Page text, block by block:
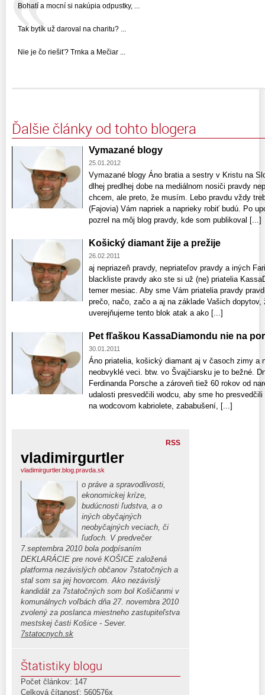
Bohatí a mocní si nakúpia odpustky, ...
Tak bytík už daroval na charitu? ...
Nie je čo riešiť? Trnka a Mečiar ...
Ďalšie články od tohto blogera
Vymazané blogy
25.01.2012
Vymazané blogy Áno bratia a sestry v Kristu na
dlhej predlhej dobe na mediálnom nosiči pravdy
chcem, ale preto, že musím. Lebo pravdu vždy
(Fajovia) Vám napriek a naprieky robiť budú. Po
pozrel na môj blog pravdy, kde som publikoval [...]
Košický diamant žije a prežije
26.02.2011
aj nepriazeň pravdy, nepriateľov pravdy a iných
blackliste pravdy ako ste si už (ne) priatelia
temer mesiac. Aby sme Vám priatelia pravdy
prečo, načo, začo a aj na základe Vašich
uverejňujeme tento blok atak a ako [...]
Pet fľaškou KassaDiamondu nie na
30.01.2011
Áno priatelia, košický diamant aj v časoch zimy a
neobvyklé veci. btw. vo Švajčiarsku je to bežné.
Ferdinanda Porsche a zároveň tiež 60 rokov od
udalosti presvedčili wodcu, aby sme ho
na wodcovom kabriolete, zababušení, [...]
RSS
vladimirgurtler
vladimirgurtler.blog.pravda.sk
o práve a spravodlivosti,
ekonomickej kríze,
budúcnosti ľudstva, a o
iných obyčajných
neobyčajných veciach, či
ľuďoch. V predvečer
7.septembra 2010 bola podpísaním
DEKLARÁCIE pre nové KOŠICE založená
platforma nezávislých občanov 7statočných a
stal som sa jej hovorcom. Ako nezávislý
kandidát za 7statočných som bol Košičanmi v
komunálnych voľbách dňa 27. novembra 2010
zvolený za poslanca miestneho zastupiteľstva
mestskej časti Košice - Sever.
7statocnych.sk
Štatistiky blogu
Počet článkov: 147
Celková čítanosť: 560576x